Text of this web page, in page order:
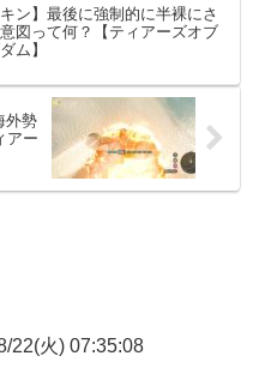
キン】最後に強制的に半裸にさ
図って何？【ティアーズオブ
ム】
外勢
アー
22(火) 07:35:08